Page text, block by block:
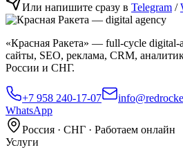
Или напишите сразу в Telegram /
«Красная Ракета» — full‑cycle
сайты, SEO, реклама, CRM,
России и СНГ.
+7 958 240‑17‑07
WhatsApp
Россия · СНГ · Работаем онлайн
Услуги